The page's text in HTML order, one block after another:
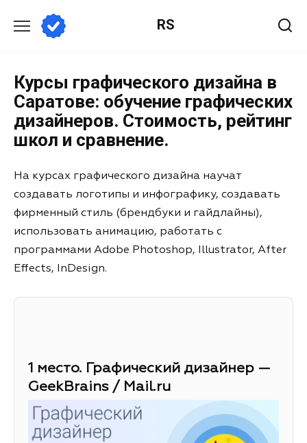
RS
Курсы графического дизайна в
Саратове: обучение графических
дизайнеров. Стоимость, рейтинг
школ и сравнение.
На курсах графического дизайна научат
создавать логотипы и инфографику, создавать
фирменный стиль (брендбуки и гайдлайны),
использовать анимацию, работать с
программами Adobe Photoshop, Illustrator, After
Effects, InDesign.
1 место. Графический дизайнер —
GeekBrains / Mail.ru